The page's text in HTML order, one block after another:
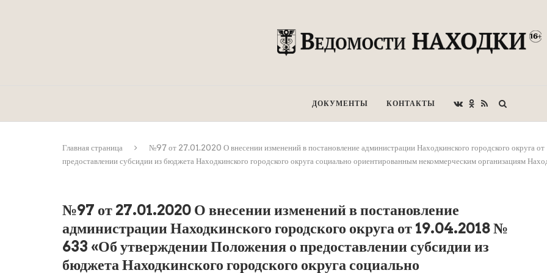
ДОКУМЕНТЫ КОНТАКТЫ
Главная страница
№97 от 27.01.2020 О внесении изменений в постановление администрации Находкинского городского
предоставлении субсидии из бюджета Находкинского городского округа социально ориентированным некоммерческим организациям
№97 от 27.01.2020 О внесении изменений в постановление
администрации Находкинского городского округа от 19.04.2018 №
633 «Об утверждении Положения о предоставлении субсидии из
бюджета Находкинского городского округа социально